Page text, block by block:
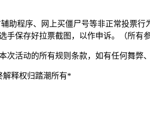
助程序、网上买僵尸号等非正常投票
手保存好拉票截图，以作申诉。（所有
次活动的所有规则条款，如有任何舞弊
解释权归踏潮所有*